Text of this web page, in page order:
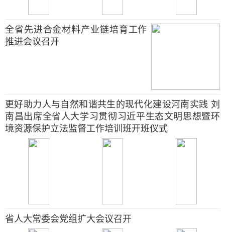
全省先进合金材料产业链培育工作
推进会议召开
更好助力人与自然和谐共生的现代化建设河南实践 刘
南昌出席全省人大学习贯彻习近平生态文明思想暨环
境资源保护立法监督工作培训班开班仪式
省人大常委会党组扩大会议召开